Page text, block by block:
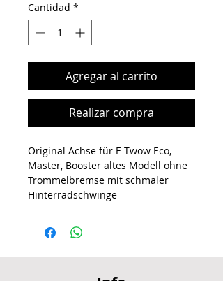
Cantidad *
Agregar al carrito
Realizar compra
Original Achse für E-Twow Eco,
Master, Booster altes Modell ohne
Trommelbremse mit schmaler
Hinterradschwinge